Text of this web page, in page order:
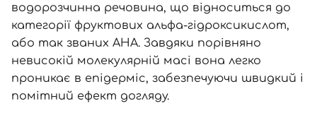
водорозчинна речовина, що відноситься до
категорії фруктових альфа-гідроксикислот,
або так званих AHA. Завдяки порівняно
невисокій молекулярній масі вона легко
проникає в епідерміс, забезпечуючи швидкий і
помітний ефект догляду.